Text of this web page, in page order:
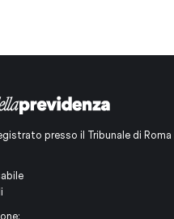
presso il Tribunale di Roma